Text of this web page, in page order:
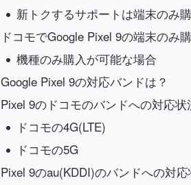
新トクするサポートは端末のみ
ドコモでGoogle Pixel 9の端末のみ
機種のみ購入が可能な場合
Google Pixel 9の対応バンドは？
Pixel 9のドコモのバンドへの対応状
ドコモの4G(LTE)
ドコモの5G
Pixel 9のau(KDDI)のバンドへの対